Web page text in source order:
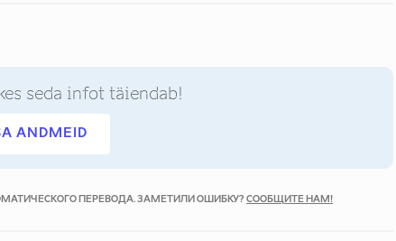
seda infot täiendab!
ANDMEID
ПЕРЕВОДА. ЗАМЕТИЛИ ОШИБКУ? СООБЩИТЕ НАМ!